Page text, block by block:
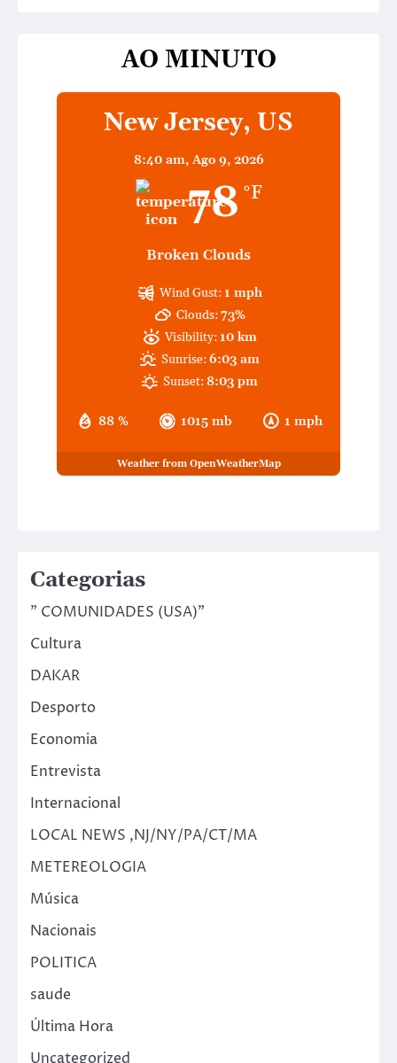
AO MINUTO
New Jersey, US
8:40 am, Ago 9, 2026
78 °F
Broken Clouds
88 % 1015 mb 1 mph
Wind Gust: 1 mph
Clouds:73%
Visibility: 10 km
Sunrise:6:03 am
Sunset:8:03 pm
Weather from OpenWeatherMap
Categorias
" COMUNIDADES (USA)"
Cultura
DAKAR
Desporto
Economia
Entrevista
Internacional
LOCAL NEWS ,NJ/NY/PA/CT/MA
METEREOLOGIA
Música
Nacionais
POLITICA
saude
Última Hora
Uncategorized